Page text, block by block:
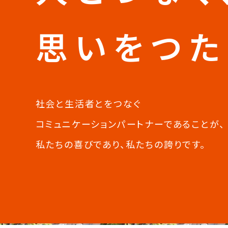
思いをつ
社会と生活者とをつなぐ
コミュニケーションパートナーであることが、
私たちの喜びであり、私たちの誇りです。